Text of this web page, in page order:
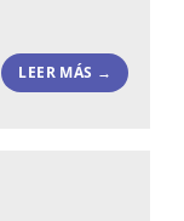
LEER MÁS →